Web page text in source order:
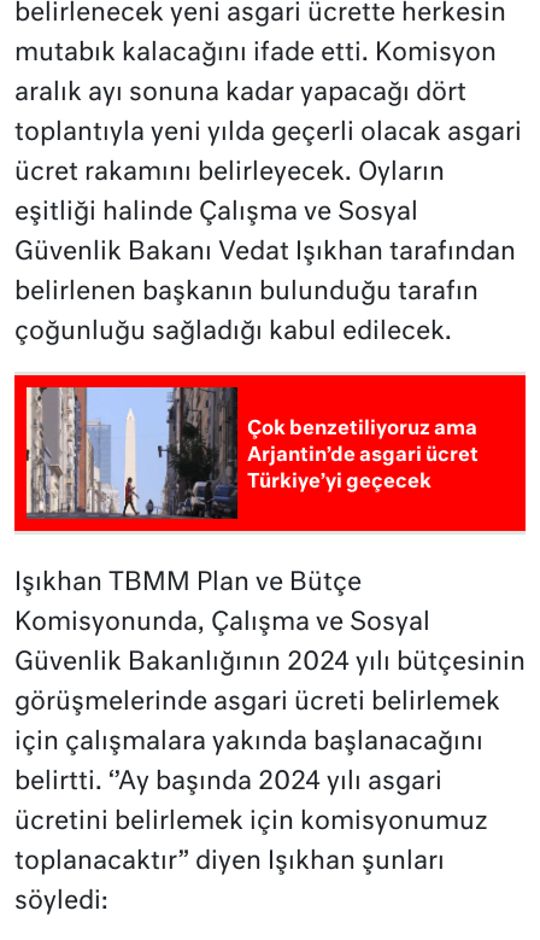
belirlenecek yeni asgari ücrette herkesin
mutabık kalacağını ifade etti. Komisyon
aralık ayı sonuna kadar yapacağı dört
toplantıyla yeni yılda geçerli olacak asgari
ücret rakamını belirleyecek. Oyların
eşitliği halinde Çalışma ve Sosyal
Güvenlik Bakanı Vedat Işıkhan tarafından
belirlenen başkanın bulunduğu tarafın
çoğunluğu sağladığı kabul edilecek.
Çok benzetiliyoruz ama
Arjantin’de asgari ücret
Türkiye’yi geçecek
Işıkhan TBMM Plan ve Bütçe
Komisyonunda, Çalışma ve Sosyal
Güvenlik Bakanlığının 2024 yılı bütçesinin
görüşmelerinde asgari ücreti belirlemek
için çalışmalara yakında başlanacağını
belirtti. ‘’Ay başında 2024 yılı asgari
ücretini belirlemek için komisyonumuz
toplanacaktır” diyen Işıkhan şunları
söyledi: